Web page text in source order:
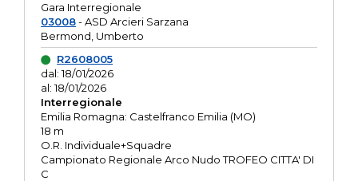
Gara Interregionale
03008- ASD Arcieri Sarzana
Bermond, Umberto
R2608005
dal: 18/01/2026
al: 18/01/2026
Interregionale
Emilia Romagna: Castelfranco Emilia (MO)
18 m
O.R. Individuale+Squadre
Campionato Regionale Arco Nudo TROFEO CITTA' DI
C